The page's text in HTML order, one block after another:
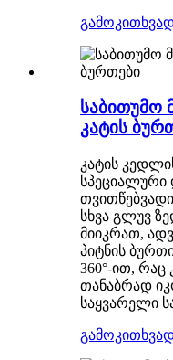
გამოკითხვა
საბითუმო
კატის
კატის
სპეციალური
სხვა გლუვ
მიიკრათ,
პიტნის
360°-ით, რაც
თანაბრად
საყვარელი
გამოკითხვა